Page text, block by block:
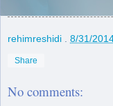
rehimreshidi 8/31/
Share
No comments: